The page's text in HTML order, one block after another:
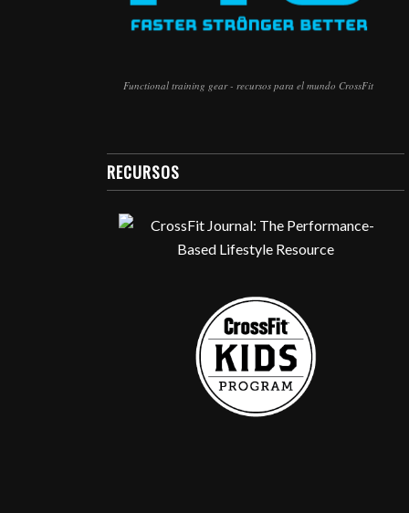
Functional training gear - recursos para el mundo CrossFit
RECURSOS